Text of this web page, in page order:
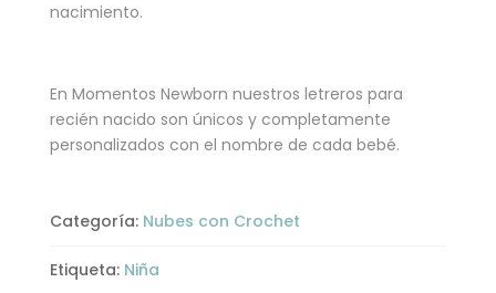
nacimiento.
En Momentos Newborn nuestros letreros para
recién nacido son únicos y completamente
personalizados con el nombre de cada bebé.
Categoría: Nubes con Crochet
Etiqueta: Niña